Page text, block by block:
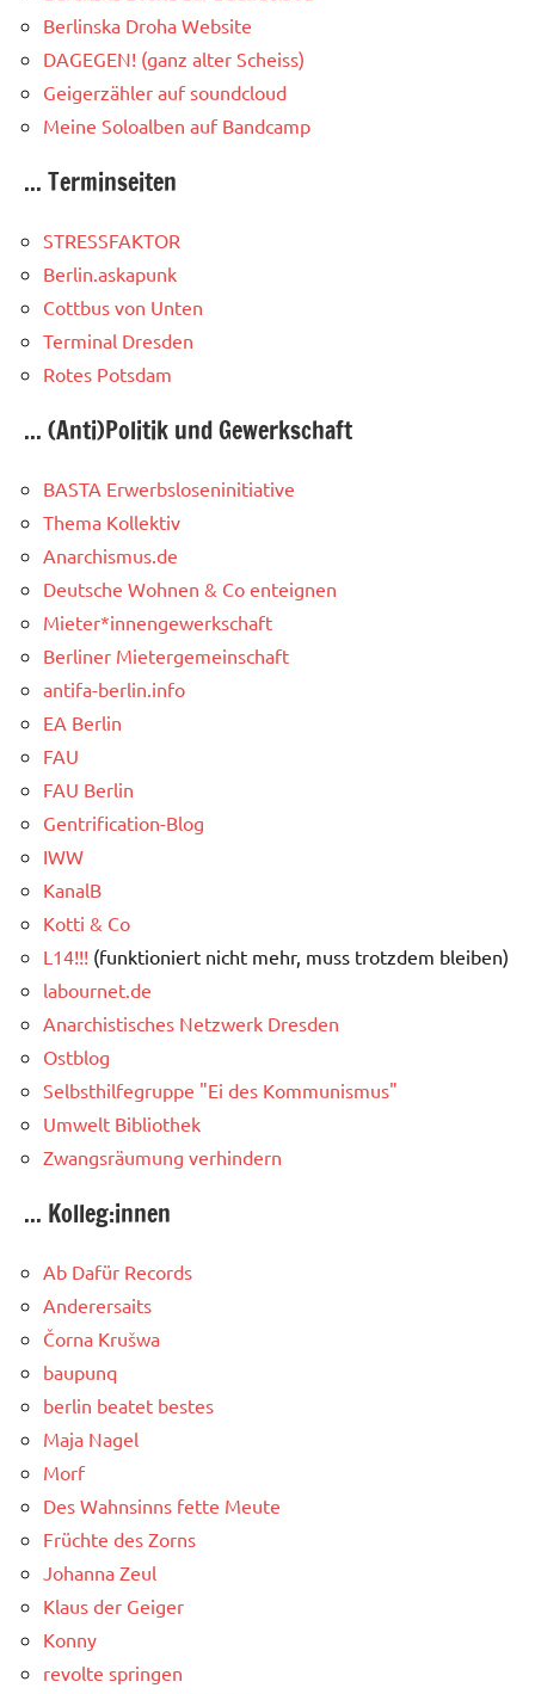
Berlinska Droha Website
DAGEGEN! (ganz alter Scheiss)
Geigerzähler auf soundcloud
Meine Soloalben auf Bandcamp
... Terminseiten
STRESSFAKTOR
Berlin.askapunk
Cottbus von Unten
Terminal Dresden
Rotes Potsdam
... (Anti)Politik und Gewerkschaft
BASTA Erwerbsloseninitiative
Thema Kollektiv
Anarchismus.de
Deutsche Wohnen & Co enteignen
Mieter*innengewerkschaft
Berliner Mietergemeinschaft
antifa-berlin.info
EA Berlin
FAU
FAU Berlin
Gentrification-Blog
IWW
KanalB
Kotti & Co
L14!!! (funktioniert nicht mehr, muss trotzdem bleiben)
labournet.de
Anarchistisches Netzwerk Dresden
Ostblog
Selbsthilfegruppe "Ei des Kommunismus"
Umwelt Bibliothek
Zwangsräumung verhindern
... Kolleg:innen
Ab Dafür Records
Anderersaits
Čorna Krušwa
baupunq
berlin beatet bestes
Maja Nagel
Morf
Des Wahnsinns fette Meute
Früchte des Zorns
Johanna Zeul
Klaus der Geiger
Konny
revolte springen